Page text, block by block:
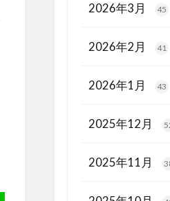
2026年3月 45
2026年2月 41
2026年1月 43
2025年12月
2025年11月